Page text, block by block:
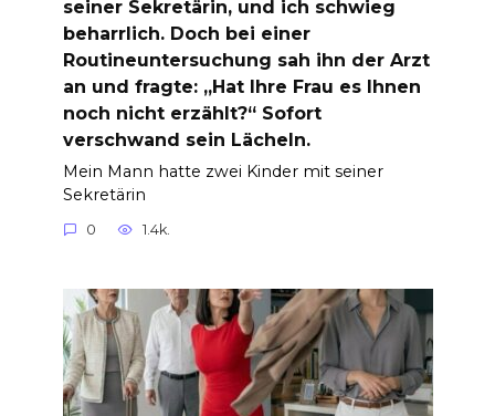
seiner Sekretärin, und ich schwieg
beharrlich. Doch bei einer
Routineuntersuchung sah ihn der Arzt
an und fragte: „Hat Ihre Frau es Ihnen
noch nicht erzählt?“ Sofort
verschwand sein Lächeln.
Mein Mann hatte zwei Kinder mit seiner
Sekretärin
0 1.4k.